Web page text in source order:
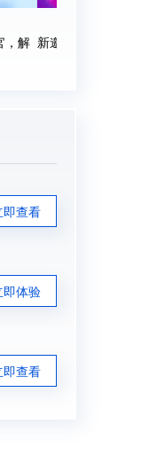
官，解
即查看
即体验
即查看